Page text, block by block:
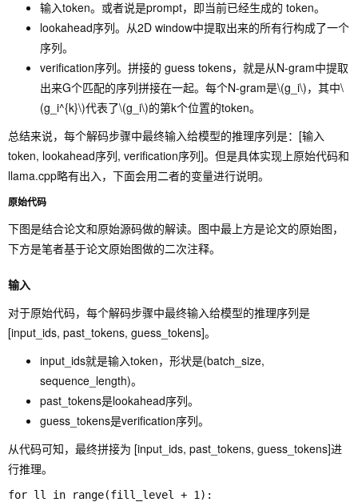
输入token。或者说是prompt，即当前已经生成的 token。
lookahead序列。从2D window中提取出来的所有行构成了一个
序列。
verification序列。拼接的 guess tokens，就是从N-gram中提取
出来G个匹配的序列拼接在一起。每个N-gram是\(g_i\)，其中\
(g_i^{k}\)代表了\(g_i\)的第k个位置的token。
总结来说，每个解码步骤中最终输入给模型的推理序列是：[输入
token, lookahead序列, verification序列]。但是具体实现上原始代码和
llama.cpp略有出入，下面会用二者的变量进行说明。
原始代码
下图是结合论文和原始源码做的解读。图中最上方是论文的原始图，
下方是笔者基于论文原始图做的二次注释。
输入
对于原始代码，每个解码步骤中最终输入给模型的推理序列是
[input_ids, past_tokens, guess_tokens]。
input_ids就是输入token，形状是(batch_size,
sequence_length)。
past_tokens是lookahead序列。
guess_tokens是verification序列。
从代码可知，最终拼接为 [input_ids, past_tokens, guess_tokens]进
行推理。
for ll in range(fill_level + 1):